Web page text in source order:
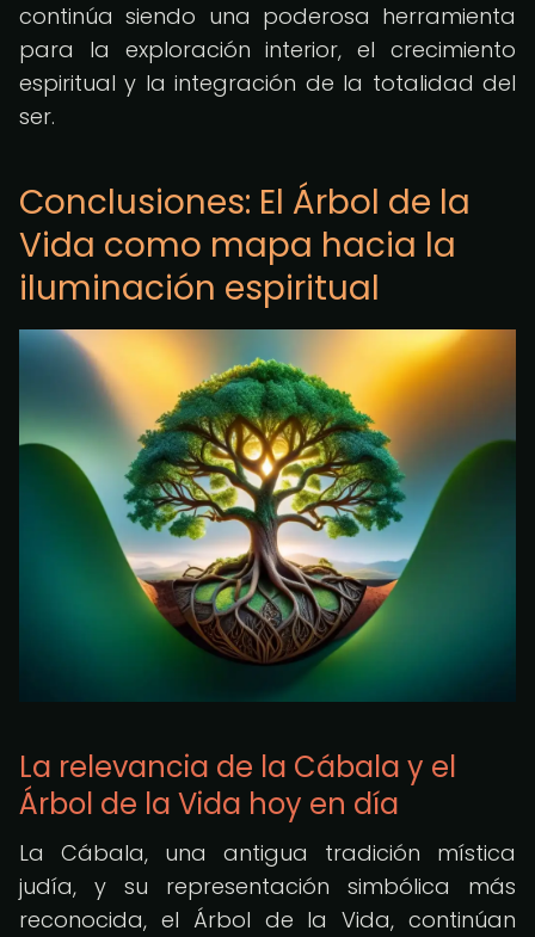
continúa siendo una poderosa herramienta
para la exploración interior, el crecimiento
espiritual y la integración de la totalidad del
ser.
Conclusiones: El Árbol de la
Vida como mapa hacia la
iluminación espiritual
La relevancia de la Cábala y el
Árbol de la Vida hoy en día
La Cábala, una antigua tradición mística
judía, y su representación simbólica más
reconocida, el Árbol de la Vida, continúan